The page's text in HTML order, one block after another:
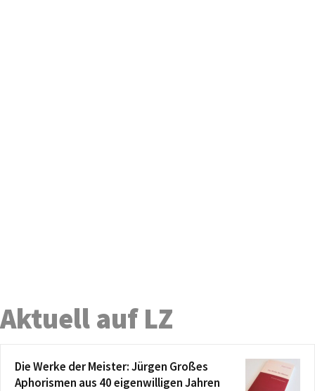
Aktuell auf LZ
Die Werke der Meister: Jürgen Großes
Aphorismen aus 40 eigenwilligen Jahren